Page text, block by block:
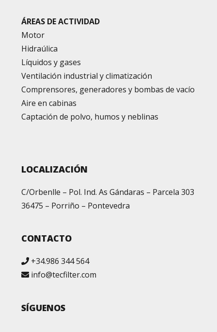
ÁREAS DE ACTIVIDAD
Motor
Hidraúlica
Líquidos y gases
Ventilación industrial y climatización
Comprensores, generadores y bombas de vacío
Aire en cabinas
Captación de polvo, humos y neblinas
LOCALIZACIÓN
C/Orbenlle – Pol. Ind. As Gándaras – Parcela 303
36475 – Porriño – Pontevedra
CONTACTO
+34.986 344 564
info@tecfilter.com
SÍGUENOS